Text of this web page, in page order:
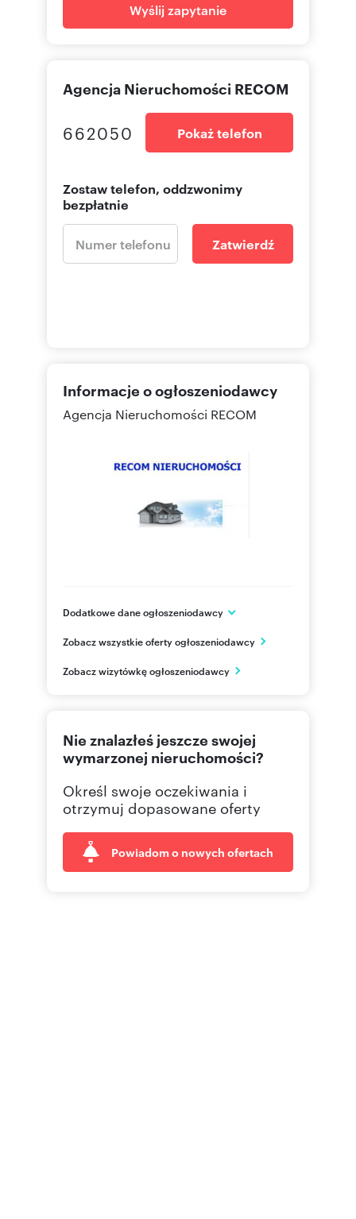
Wyślij zapytanie
Agencja Nieruchomości RECOM
662050 Pokaż telefon
Zostaw telefon, oddzwonimy
bezpłatnie
Zatwierdź
Informacje o ogłoszeniodawcy
Agencja Nieruchomości RECOM
Dodatkowe dane ogłoszeniodawcy
Warszawa
PL
Zobacz wszystkie oferty ogłoszeniodawcy
Zobacz wizytówkę ogłoszeniodawcy
Nie znalazłeś jeszcze swojej
wymarzonej nieruchomości?
Określ swoje oczekiwania i
otrzymuj dopasowane oferty
Powiadom o nowych ofertach